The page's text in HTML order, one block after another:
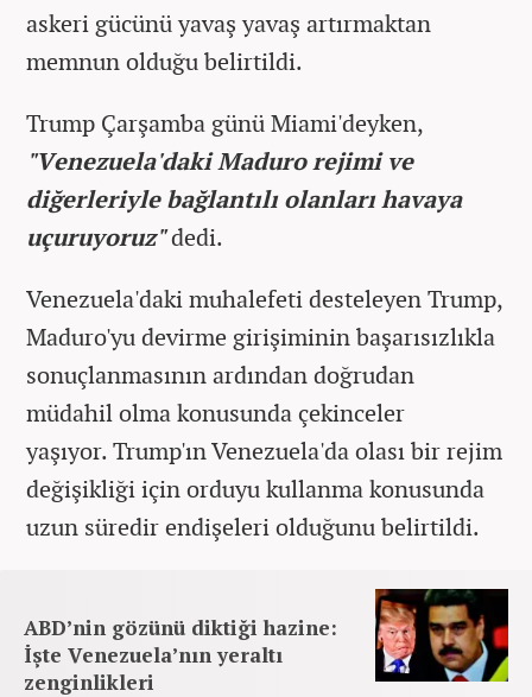
askeri gücünü yavaş yavaş artırmaktan
memnun olduğu belirtildi.
Trump Çarşamba günü Miami'deyken,
"Venezuela'daki Maduro rejimi ve
diğerleriyle bağlantılı olanları havaya
uçuruyoruz"dedi.
Venezuela'daki muhalefeti desteleyen Trump,
Maduro'yu devirme girişiminin başarısızlıkla
sonuçlanmasının ardından doğrudan
müdahil olma konusunda çekinceler
yaşıyor. Trump'ın Venezuela'da olası bir rejim
değişikliği için orduyu kullanma konusunda
uzun süredir endişeleri olduğunu belirtildi.
ABD’nin gözünü diktiği hazine:
İşte Venezuela’nın yeraltı
zenginlikleri